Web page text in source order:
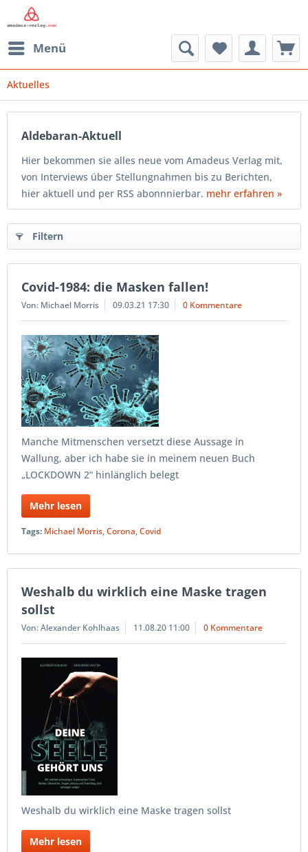
Menü
Aktuelles
Aldebaran-Aktuell
Hier bekommen sie alles neue vom Amadeus Verlag mit,
von Interviews über Stellungnahmen bis zu Berichten,
hier aktuell und per RSS abonnnierbar. mehr erfahren »
Filtern
Covid-1984: die Masken fallen!
Von: Michael Morris 09.03.21 17:30 0 Kommentare
Manche Mitmenschen versetzt diese Aussage in
Wallung, aber ich habe sie in meinem neuen Buch
„LOCKDOWN 2“ hinlänglich belegt
Mehr lesen
Tags: Michael Morris,Corona,Covid
Weshalb du wirklich eine Maske tragen
sollst
Von: Alexander Kohlhaas 11.08.20 11:00 0 Kommentare
Weshalb du wirklich eine Maske tragen sollst
Mehr lesen